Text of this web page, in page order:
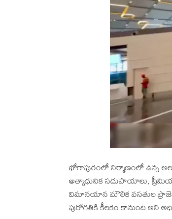
భోగాపురంలో నిర్మాణంలో ఉన్న
అత్యాధునిక సదుపాయాలు,
విమానయాన మౌలిక వసతుల
పురోగతికి కీలకం కానుంది అని